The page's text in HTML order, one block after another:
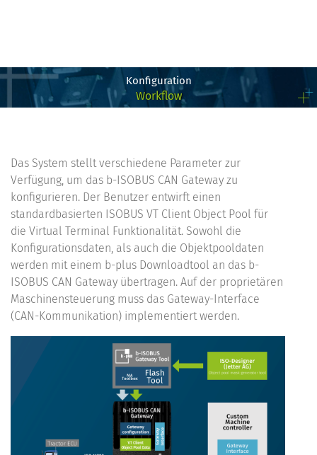
Konfiguration
Workflow
Das System stellt verschiedene Parameter zur
Verfügung, um das b-ISOBUS CAN Gateway zu
konfigurieren. Der Benutzer entwirft einen
standardbasierten ISOBUS VT Client Object Pool für
die Virtual Terminal Funktionalität. Sowohl die
Konfigurationsdaten, als auch die Objektpooldaten
werden mit einem b-plus Downloadtool an das b-
ISOBUS CAN Gateway übertragen. Auf der proprietären
Maschinensteuerung muss das Gateway-Interface
(CAN-Kommunikation) implementiert werden.